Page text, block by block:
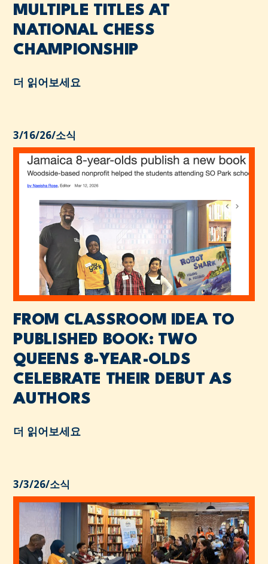
MULTIPLE TITLES AT
NATIONAL CHESS
CHAMPIONSHIP
더 읽어보세요
3/16/26/소식
FROM CLASSROOM IDEA TO
PUBLISHED BOOK: TWO
QUEENS 8-YEAR-OLDS
CELEBRATE THEIR DEBUT AS
AUTHORS
더 읽어보세요
3/3/26/소식